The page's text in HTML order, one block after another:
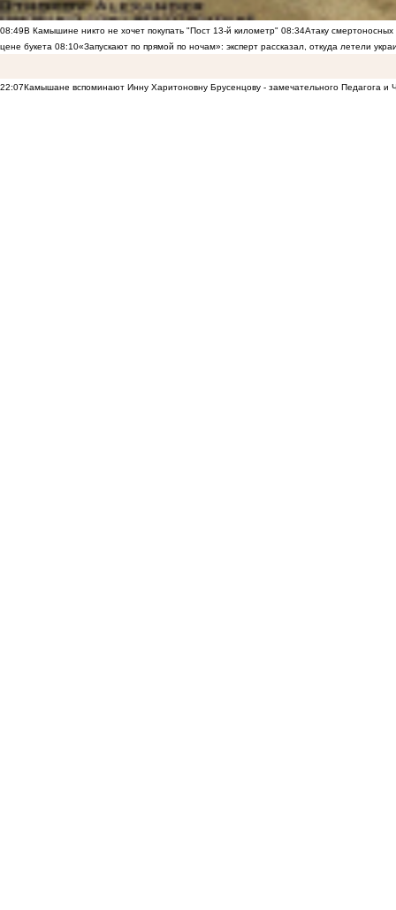
08:49В Камышине никто не хочет покупать "Пост 13-й километр" 08:34Атаку
цене букета 08:10«Запускают по прямой по ночам»: эксперт рассказал, откуда летели
22:07Камышане вспоминают Инну Харитоновну Брусенцову - замечательного Педагога и